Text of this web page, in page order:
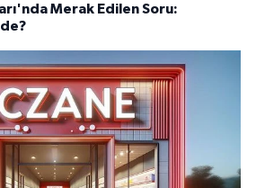
Merak Edilen Soru: